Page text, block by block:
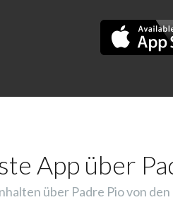
App über
über Padre Pio von